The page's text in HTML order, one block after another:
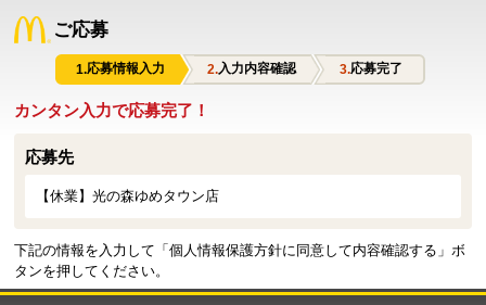
ご応募
応募情報入力 入力内容確認 応募完了
カンタン入力で応募完了！
応募先
【休業】光の森ゆめタウン店
下記の情報を入力して「個人情報保護方針に同意して内容確認する」ボ
タンを押してください。